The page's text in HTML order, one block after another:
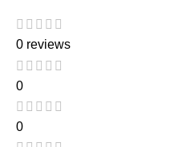
0 reviews
0
0